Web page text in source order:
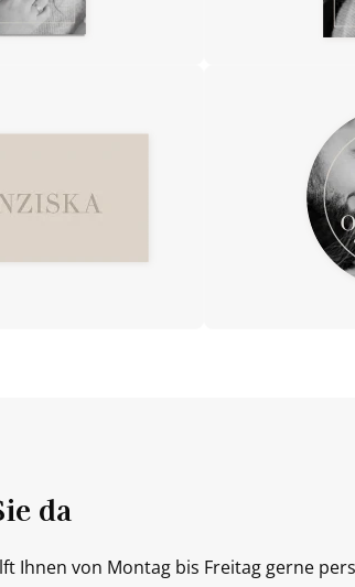
da
Ihnen von Montag bis Freitag gerne